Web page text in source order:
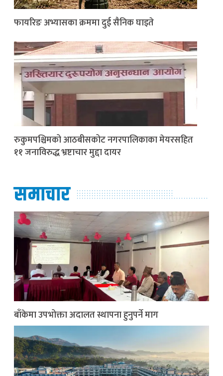
फायरिङ अभ्यासका क्रममा दुई सैनिक घाइते
रुकुमपश्चिमको आठबीसकोट नगरपालिकाका मेयरसहित
११ जनाविरुद्ध भ्रष्टाचार मुद्दा दायर
समाचार
बाँकेमा उपभोक्ता अदालत स्थापना हुनुपर्ने माग